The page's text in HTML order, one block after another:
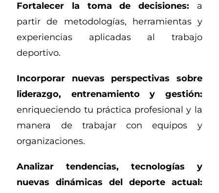
Fortalecer la toma de decisiones: a
partir de metodologías, herramientas y
experiencias aplicadas al trabajo
deportivo.
Incorporar nuevas perspectivas sobre
liderazgo, entrenamiento y gestión:
enriqueciendo tu práctica profesional y la
manera de trabajar con equipos y
organizaciones.
Analizar tendencias, tecnologías y
nuevas dinámicas del deporte actual: